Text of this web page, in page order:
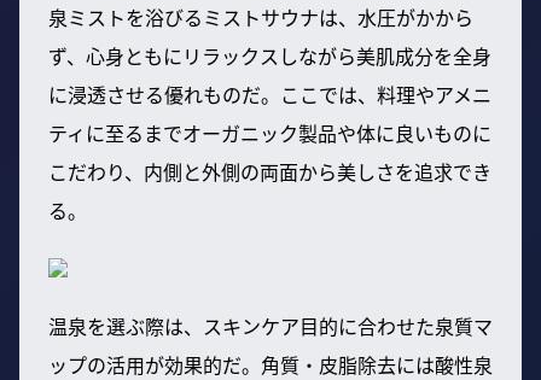
泉ミストを浴びるミストサウナは、水圧がかから
ず、心身ともにリラックスしながら美肌成分を全身
に浸透させる優れものだ。ここでは、料理やアメニ
ティに至るまでオーガニック製品や体に良いものに
こだわり、内側と外側の両面から美しさを追求でき
る。
温泉を選ぶ際は、スキンケア目的に合わせた泉質マ
ップの活用が効果的だ。角質・皮脂除去には酸性泉